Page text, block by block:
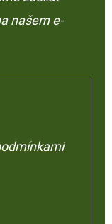
našem e-